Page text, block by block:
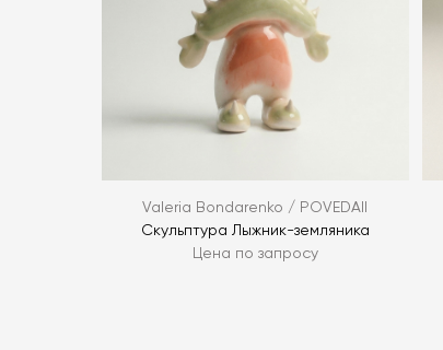
Valeria Bondarenko / POVEDAII
Скульптура Лыжник-земляника
Цена по запросу